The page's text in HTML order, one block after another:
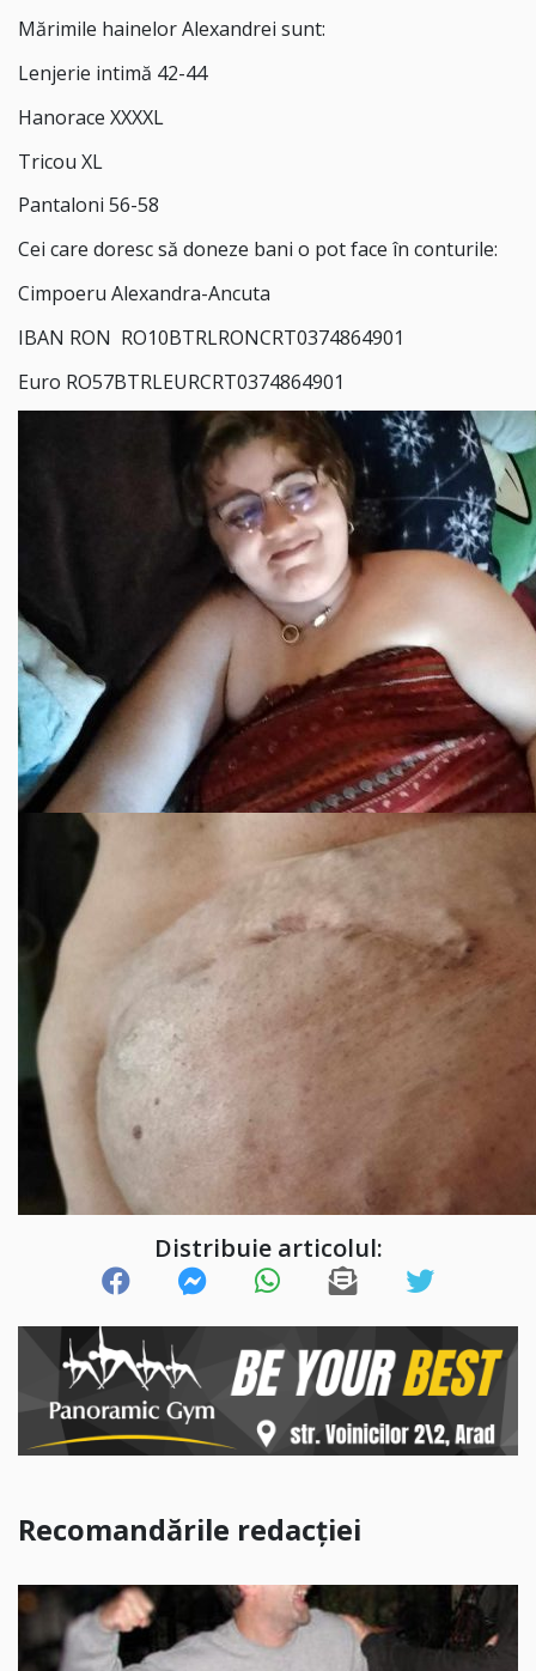
Mărimile hainelor Alexandrei sunt:
Lenjerie intimă 42-44
Hanorace XXXXL
Tricou XL
Pantaloni 56-58
Cei care doresc să doneze bani o pot face în conturile:
Cimpoeru Alexandra-Ancuta
IBAN RON RO10BTRLRONCRT0374864901
Euro RO57BTRLEURCRT0374864901
Distribuie articolul:
Recomandările redacției